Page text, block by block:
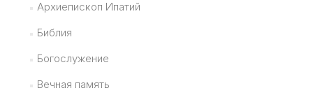
Архиепископ Ипатий
Библия
Богослужение
Вечная память